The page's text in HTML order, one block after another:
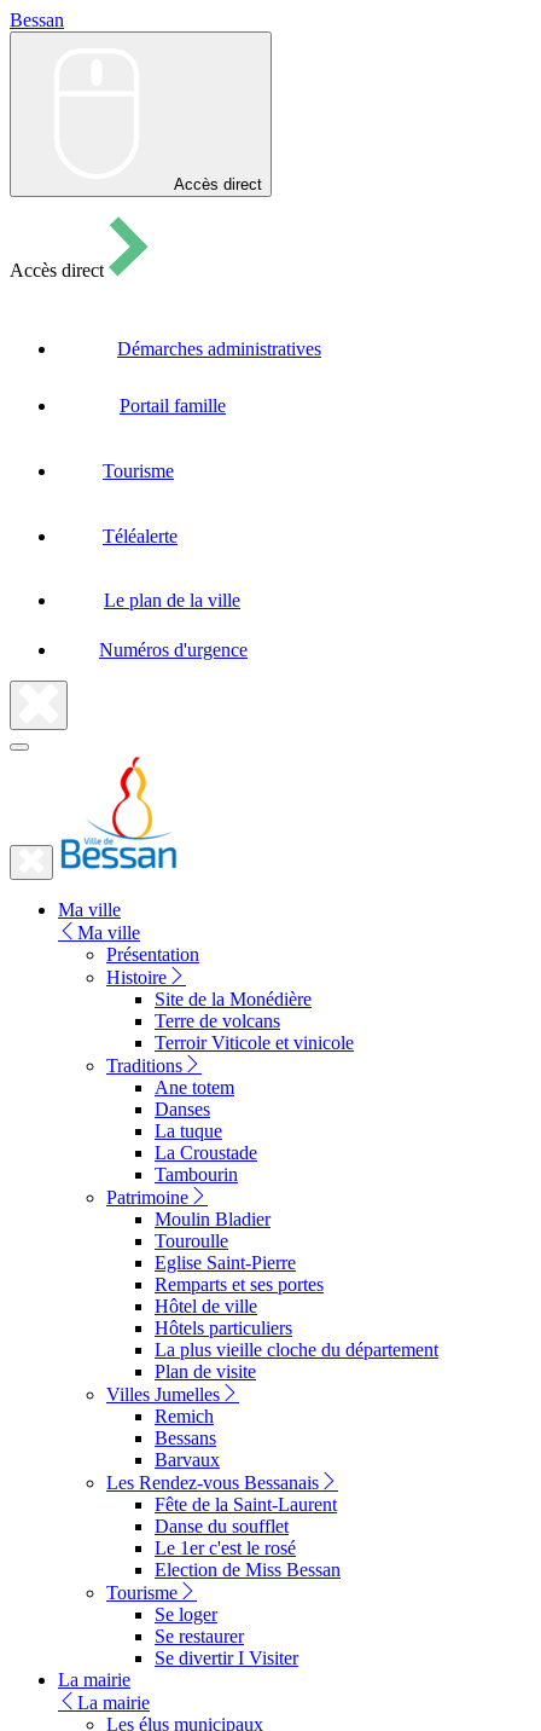
Bessan
Accès direct
Accès direct
Démarches administratives
Portail famille
Tourisme
Téléalerte
Le plan de la ville
Numéros d'urgence
Fermer
Fermer
vers
Ma ville
Ma ville
Présentation
Histoire
Site de la Monédière
Terre de volcans
Terroir Viticole et vinicole
Traditions
Ane totem
Danses
La tuque
La Croustade
Tambourin
Patrimoine
Moulin Bladier
Touroulle
Eglise Saint-Pierre
Remparts et ses portes
Hôtel de ville
Hôtels particuliers
La plus vieille cloche du département
Plan de visite
Villes Jumelles
Remich
Bessans
Barvaux
Les Rendez-vous Bessanais
Fête de la Saint-Laurent
Danse du soufflet
Le 1er c'est le rosé
Election de Miss Bessan
Tourisme
Se loger
Se restaurer
Se divertir I Visiter
La mairie
La mairie
Les élus municipaux